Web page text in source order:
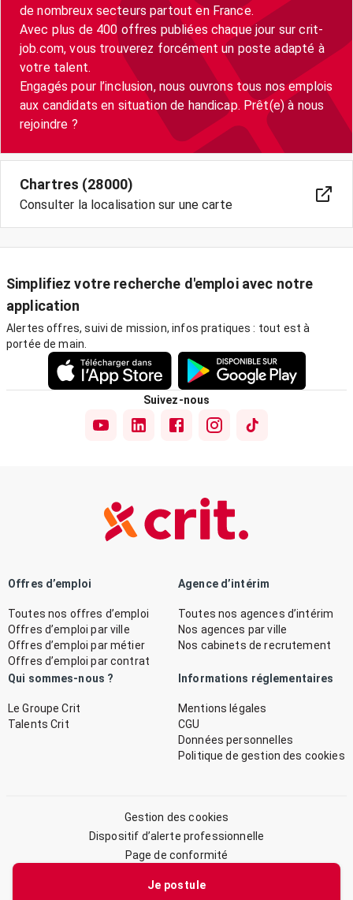
Je postule
de nombreux secteurs partout en France.
Avec plus de 400 offres publiées chaque jour sur crit-
job.com, vous trouverez forcément un poste adapté à
votre talent.
Engagés pour l’inclusion, nous ouvrons tous nos emplois
aux candidats en situation de handicap. Prêt(e) à nous
Chartres (28000)
Consulter la localisation sur une carte
Simplifiez votre recherche d'emploi avec notre
application
Alertes offres, suivi de mission, infos pratiques : tout est à
portée de main.
Suivez-nous
Offres d’emploi
Toutes nos offres d’emploi
Offres d’emploi par ville
Offres d’emploi par métier
Offres d’emploi par contrat
Agence d’intérim
Toutes nos agences d’intérim
Nos agences par ville
Nos cabinets de recrutement
Qui sommes-nous ?
Le Groupe Crit
Talents Crit
Informations réglementaires
Mentions légales
CGU
Données personnelles
Politique de gestion des cookies
Gestion des cookies
Dispositif d’alerte professionnelle
Page de conformité
© 2026 CRIT